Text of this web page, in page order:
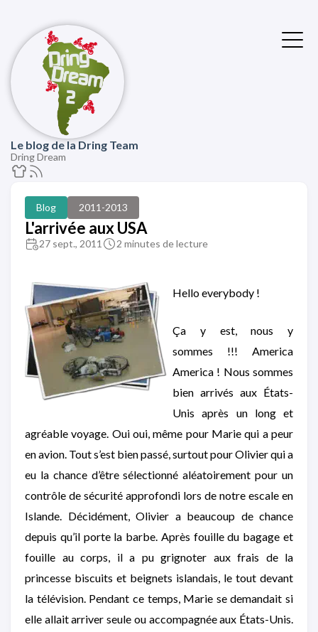
Le blog de la Dring Team
Dring Dream
Blog 2011-2013
L'arrivée aux USA
27 sept., 2011 2 minutes de lecture
Hello everybody !
Ça y est, nous y
sommes !!! America
America ! Nous sommes
bien arrivés aux États-
Unis après un long et
agréable voyage. Oui oui, même pour Marie qui a peur
en avion. Tout s’est bien passé, surtout pour Olivier qui a
eu la chance d’être sélectionné aléatoirement pour un
contrôle de sécurité approfondi lors de notre escale en
Islande. Décidément, Olivier a beaucoup de chance
depuis qu’il porte la barbe. Après fouille du bagage et
fouille au corps, il a pu grignoter aux frais de la
princesse biscuits et beignets islandais, le tout devant
la télévision. Pendant ce temps, Marie se demandait si
elle allait arriver seule ou accompagnée aux États-Unis.